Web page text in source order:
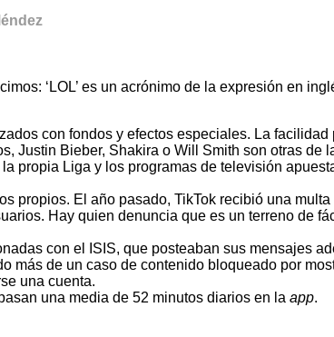
‘LOL’ es un acrónimo de la expresión en
con fondos y efectos especiales. La facilidad
Justin Bieber, Shakira o Will Smith son otras de
propia Liga y los programas de televisión
propios. El año pasado, TikTok recibió una
Hay quien denuncia que es un terreno de
con el ISIS, que posteaban sus mensajes
de un caso de contenido bloqueado por
una cuenta.
una media de 52 minutos diarios en la app.